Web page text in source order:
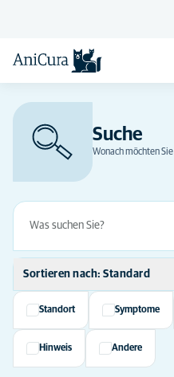
Suche
Wonach möchten Sie
Sortieren nach: Standard
Standard
Alphabetisch
Standort Symptome
Hinweis Andere